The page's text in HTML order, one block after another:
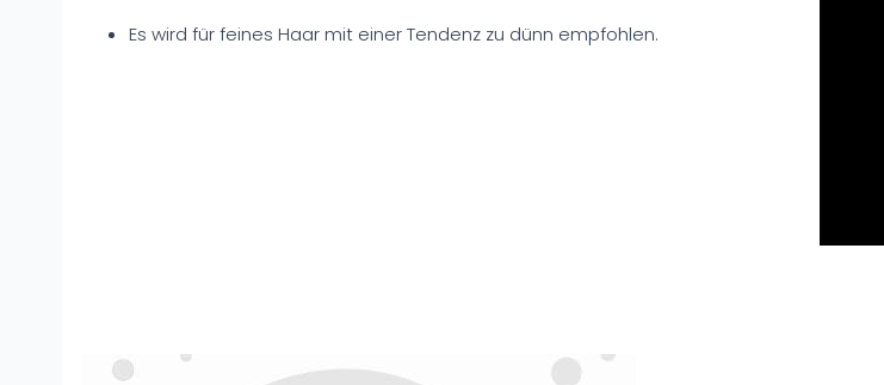
Es wird für feines Haar mit einer Tendenz zu dünn empfohlen.